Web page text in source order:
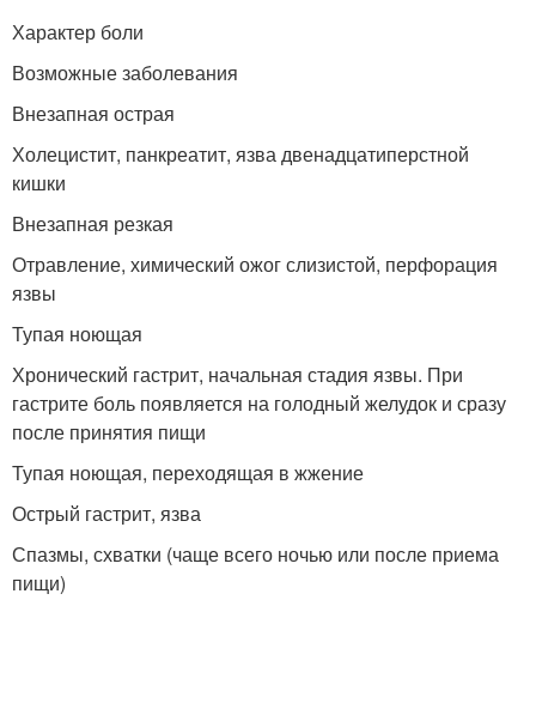
Характер боли
Возможные заболевания
Внезапная острая
Холецистит, панкреатит, язва двенадцатиперстной
кишки
Внезапная резкая
Отравление, химический ожог слизистой, перфорация
язвы
Тупая ноющая
Хронический гастрит, начальная стадия язвы. При
гастрите боль появляется на голодный желудок и сразу
после принятия пищи
Тупая ноющая, переходящая в жжение
Острый гастрит, язва
Спазмы, схватки (чаще всего ночью или после приема
пищи)